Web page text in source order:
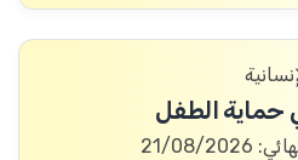
الطفل
08/2026